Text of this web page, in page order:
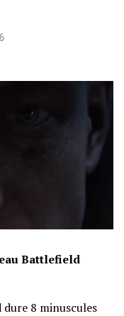
Battlefield
dure 8 minuscules